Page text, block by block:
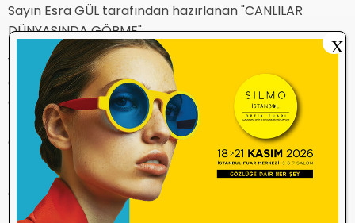
Sayın Esra GÜL tarafından hazırlanan "CANLILAR
DÜNYASINDA GÖRME"
Yapmış oldukları bu çalışmadan dolayı ve herbiri
çalışmalarını sergiye katılan misafirlere ve
arkadaşlarına anlatarak bilgi paylaşımında
bulundukları için ayrı ayrı teşekkür eder,
çalışmalarında başarılar dileriz.
Üniversite ziyaretimizde bizleri misafir eden kıymetli
akademisyenlerimize teşekkür eder, çalışmalarında
başarılar dileriz.
X